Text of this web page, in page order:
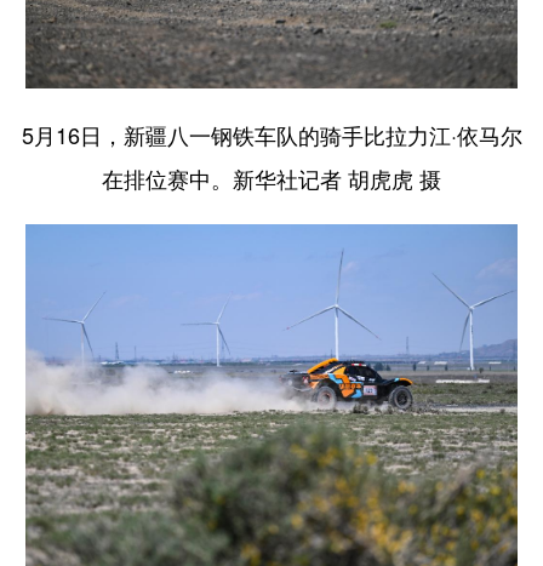
5月16日，新疆八一钢铁车队的骑手比拉力江·依马尔
在排位赛中。新华社记者 胡虎虎 摄